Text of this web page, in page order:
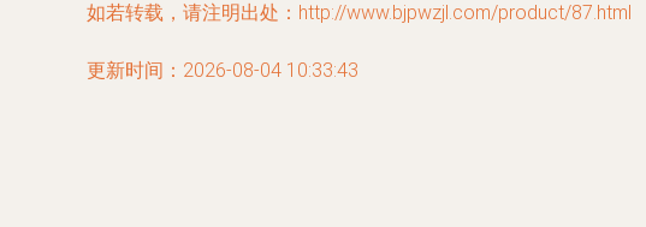
如若转载，请注明出处：http://www.bjpwzjl.com/product/87.html
更新时间：2026-08-04 10:33:43